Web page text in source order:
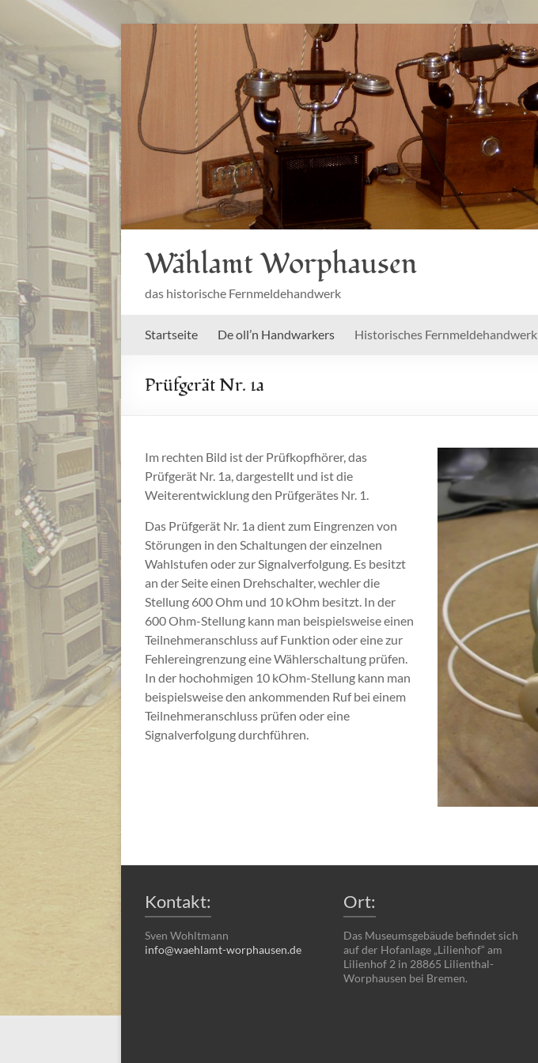
Inhalt
springen
Wählamt Worphausen
das historische Fernmeldehandwerk
Startseite De oll’n Handwarkers Historisches Fernmeldehandwerk
Prüfgerät Nr. 1a
Im rechten Bild ist der Prüfkopfhörer, das
Prüfgerät Nr. 1a, dargestellt und ist die
Weiterentwicklung den Prüfgerätes Nr. 1.
Das Prüfgerät Nr. 1a dient zum Eingrenzen von
Störungen in den Schaltungen der einzelnen
Wahlstufen oder zur Signalverfolgung. Es besitzt
an der Seite einen Drehschalter, wechler die
Stellung 600 Ohm und 10 kOhm besitzt. In der
600 Ohm-Stellung kann man beispielsweise einen
Teilnehmeranschluss auf Funktion oder eine zur
Fehlereingrenzung eine Wählerschaltung prüfen.
In der hochohmigen 10 kOhm-Stellung kann man
beispielsweise den ankommenden Ruf bei einem
Teilnehmeranschluss prüfen oder eine
Signalverfolgung durchführen.
Kontakt:
Sven Wohltmann
info@waehlamt-worphausen.de
Ort:
Das Museumsgebäude befindet sich
auf der Hofanlage „Lilienhof“ am
Lilienhof 2 in 28865 Lilienthal-
Worphausen bei Bremen.